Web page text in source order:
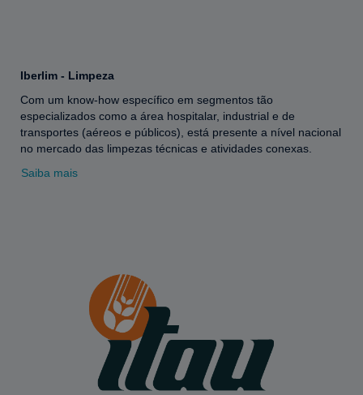
Iberlim - Limpeza
Com um know-how específico em segmentos tão
especializados como a área hospitalar, industrial e de
transportes (aéreos e públicos), está presente a nível nacional
no mercado das limpezas técnicas e atividades conexas.
Saiba mais